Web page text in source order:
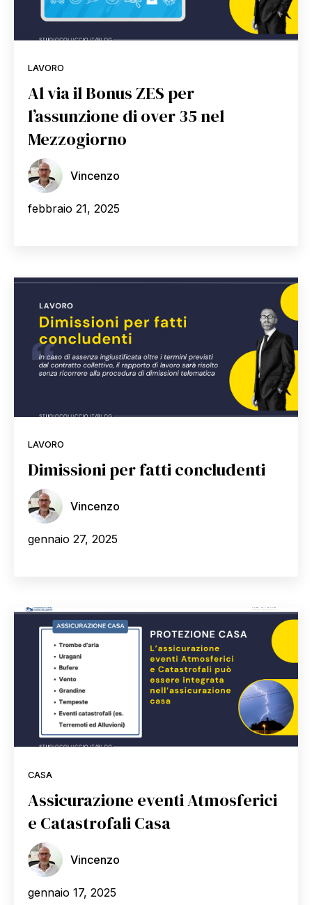
LAVORO
Al via il Bonus ZES per
l’assunzione di over 35 nel
Mezzogiorno
Vincenzo
febbraio 21, 2025
LAVORO
Dimissioni per fatti concludenti
Vincenzo
gennaio 27, 2025
CASA
Assicurazione eventi Atmosferici
e Catastrofali Casa
Vincenzo
gennaio 17, 2025